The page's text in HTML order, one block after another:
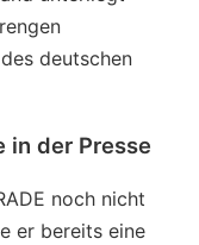
deutschen
in der Presse
noch nicht
er bereits eine